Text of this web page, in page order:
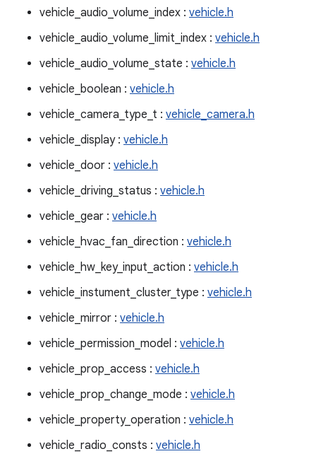
vehicle_audio_volume_index : vehicle.h
vehicle_audio_volume_limit_index : vehicle.h
vehicle_audio_volume_state : vehicle.h
vehicle_boolean : vehicle.h
vehicle_camera_type_t : vehicle_camera.h
vehicle_display : vehicle.h
vehicle_door : vehicle.h
vehicle_driving_status : vehicle.h
vehicle_gear : vehicle.h
vehicle_hvac_fan_direction : vehicle.h
vehicle_hw_key_input_action : vehicle.h
vehicle_instument_cluster_type : vehicle.h
vehicle_mirror : vehicle.h
vehicle_permission_model : vehicle.h
vehicle_prop_access : vehicle.h
vehicle_prop_change_mode : vehicle.h
vehicle_property_operation : vehicle.h
vehicle_radio_consts : vehicle.h